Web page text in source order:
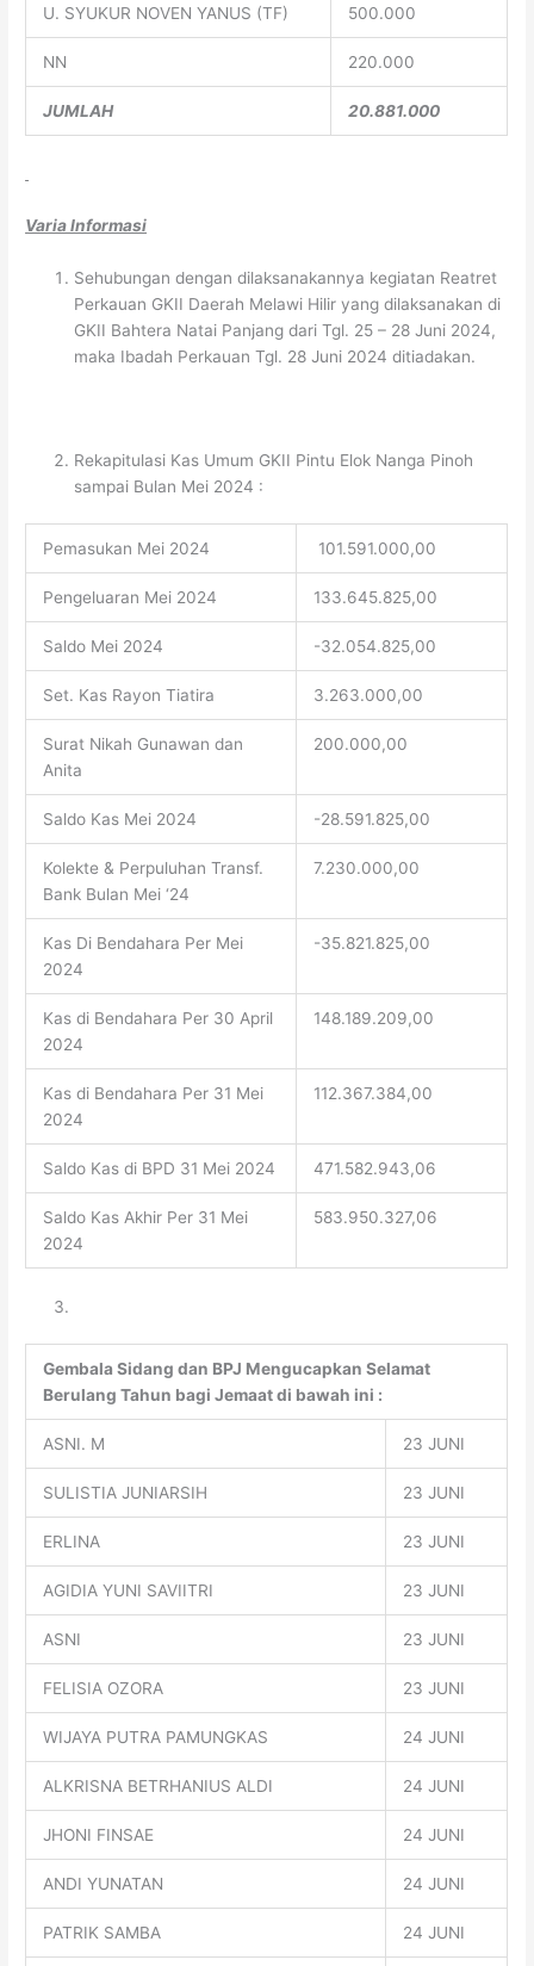
U. SYUKUR NOVEN YANUS (TF) 500.000
NN 220.000
JUMLAH 20.881.000
Varia Informasi
Sehubungan dengan dilaksanakannya kegiatan Reatret
Perkauan GKII Daerah Melawi Hilir yang dilaksanakan di
GKII Bahtera Natai Panjang dari Tgl. 25 – 28 Juni 2024,
maka Ibadah Perkauan Tgl. 28 Juni 2024 ditiadakan.
Rekapitulasi Kas Umum GKII Pintu Elok Nanga Pinoh
sampai Bulan Mei 2024 :
Pemasukan Mei 2024 101.591.000,00
Pengeluaran Mei 2024 133.645.825,00
Saldo Mei 2024 -32.054.825,00
Set. Kas Rayon Tiatira 3.263.000,00
Surat Nikah Gunawan dan
Anita
200.000,00
Saldo Kas Mei 2024 -28.591.825,00
Kolekte & Perpuluhan Transf.
Bank Bulan Mei ‘24
7.230.000,00
Kas Di Bendahara Per Mei
2024
-35.821.825,00
Kas di Bendahara Per 30 April
2024
148.189.209,00
Kas di Bendahara Per 31 Mei
2024
112.367.384,00
Saldo Kas di BPD 31 Mei 2024 471.582.943,06
Saldo Kas Akhir Per 31 Mei
2024
583.950.327,06
Gembala Sidang dan BPJ Mengucapkan Selamat
Berulang Tahun bagi Jemaat di bawah ini :
ASNI. M 23 JUNI
SULISTIA JUNIARSIH 23 JUNI
ERLINA 23 JUNI
AGIDIA YUNI SAVIITRI 23 JUNI
ASNI 23 JUNI
FELISIA OZORA 23 JUNI
WIJAYA PUTRA PAMUNGKAS 24 JUNI
ALKRISNA BETRHANIUS ALDI 24 JUNI
JHONI FINSAE 24 JUNI
ANDI YUNATAN 24 JUNI
PATRIK SAMBA 24 JUNI